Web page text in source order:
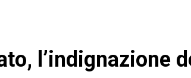
l’indignazione